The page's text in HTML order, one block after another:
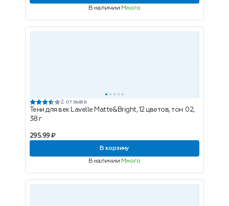
В наличии Много
2 отзыва
Тени для век Lavelle Matte&Bright, 12 цветов, тон: 02,
38 г
295.99 ₽
В корзину
В наличии Много